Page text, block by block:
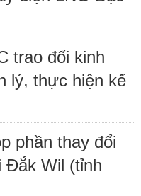
trao đổi kinh
lý, thực hiện kế
phần thay đổi
Đắk Wil (tỉnh